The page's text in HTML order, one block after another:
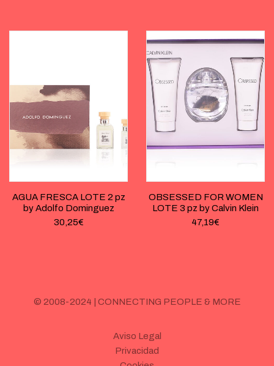
AGUA FRESCA LOTE 2 pz
by Adolfo Dominguez
30,25€
OBSESSED FOR WOMEN
LOTE 3 pz by Calvin Klein
47,19€
© 2008-2024 | CONNECTING PEOPLE & MORE
Aviso Legal
Privacidad